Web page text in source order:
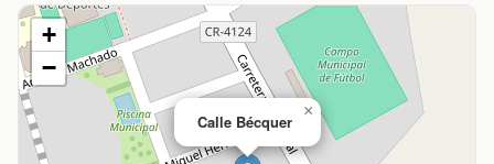
Calle Bécquer
×
+
−